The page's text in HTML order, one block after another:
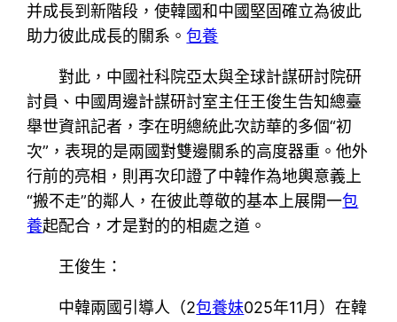
并成長到新階段，使韓國和中國堅固確立為彼此
助力彼此成長的關系。包養
對此，中國社科院亞太與全球計謀研討院研
討員、中國周邊計謀研討室主任王俊生告知總臺
舉世資訊記者，李在明總統此次訪華的多個“初
次”，表現的是兩國對雙邊關系的高度器重。他外
行前的亮相，則再次印證了中韓作為地輿意義上
“搬不走”的鄰人，在彼此尊敬的基本上展開一包
養起配合，才是對的的相處之道。
王俊生：
中韓兩國引導人（2包養妹025年11月）在韓